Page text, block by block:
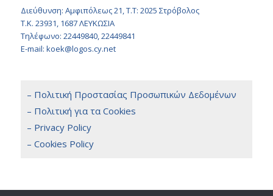
Διεύθυνση: Αμφιπόλεως 21, Τ.Τ: 2025 Στρόβολος
Τ.Κ. 23931, 1687 ΛΕΥΚΩΣΙΑ
Τηλέφωνο: 22449840, 22449841
E-mail: koek@logos.cy.net
– Πολιτική Προστασίας Προσωπικών Δεδομένων
– Πολιτική για τα Cookies
– Privacy Policy
– Cookies Policy